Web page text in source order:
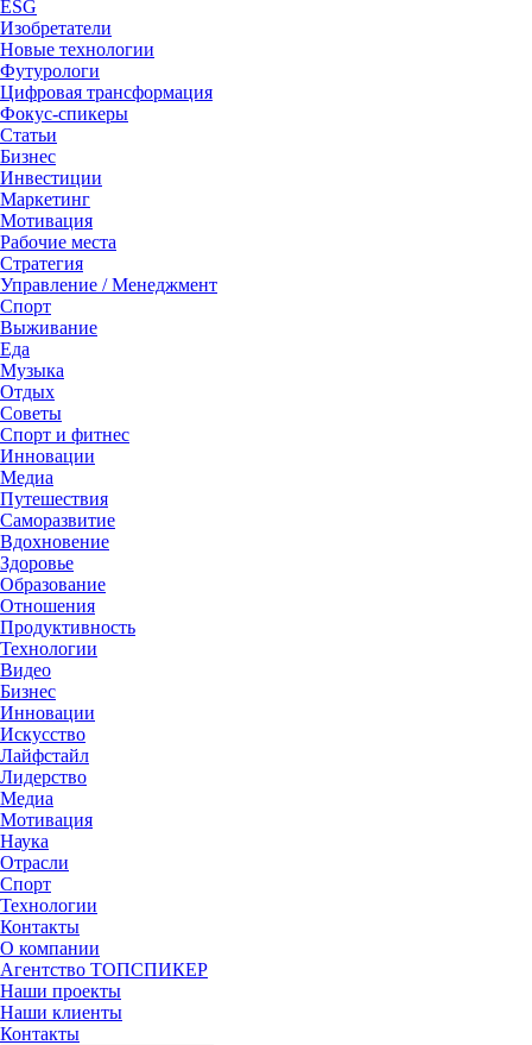
ESG
Изобретатели
Новые технологии
Футурологи
Цифровая трансформация
Фокус-спикеры
Статьи
Бизнес
Инвестиции
Маркетинг
Мотивация
Рабочие места
Стратегия
Управление / Менеджмент
Спорт
Выживание
Еда
Музыка
Отдых
Советы
Спорт и фитнес
Инновации
Медиа
Путешествия
Саморазвитие
Вдохновение
Здоровье
Образование
Отношения
Продуктивность
Технологии
Видеo
Бизнес
Инновации
Искусство
Лайфстайл
Лидерство
Медиа
Мотивация
Наука
Отрасли
Спорт
Технологии
Контакты
О компании
Агентство ТОПСПИКЕР
Наши проекты
Наши клиенты
Контакты